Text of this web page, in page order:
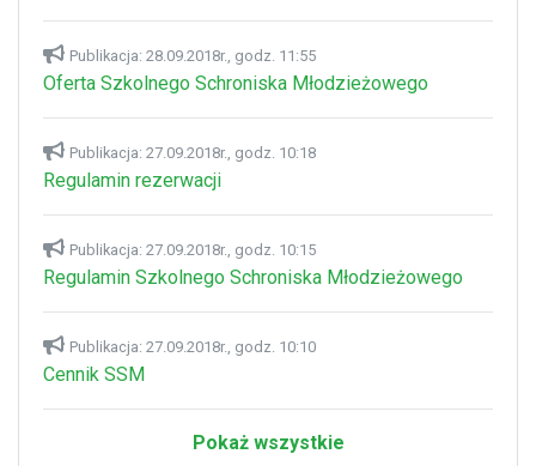
Publikacja: 28.09.2018r., godz. 11:55
Oferta Szkolnego Schroniska Młodzieżowego
Publikacja: 27.09.2018r., godz. 10:18
Regulamin rezerwacji
Publikacja: 27.09.2018r., godz. 10:15
Regulamin Szkolnego Schroniska Młodzieżowego
Publikacja: 27.09.2018r., godz. 10:10
Cennik SSM
Pokaż wszystkie